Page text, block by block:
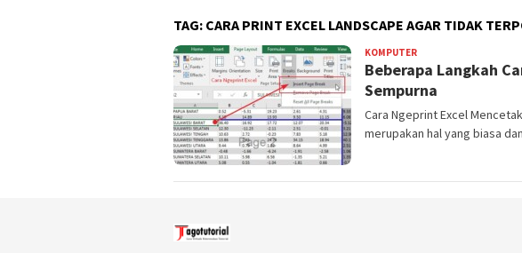
TAG: CARA PRINT EXCEL LANDSCAPE AGAR TIDAK
KOMPUTER
Beberapa Langkah
Sempurna
Cara Ngeprint Excel
merupakan hal yang biasa